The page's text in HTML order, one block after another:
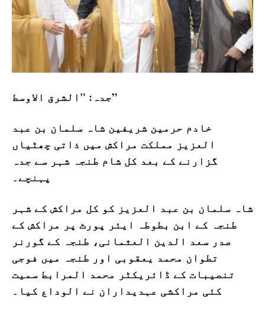
جدہ: "الشرق الاوسط”
خادم حرمين شريفين شاہ سلمان بن عبد
العزيز مملکت مراکش میں ذاتی چھٹیاں
گزارنے کے بعد کل شام طنجہ شہر سے جدہ
پہنچے۔
شاہ سلمان بن عبد العزیز کو کل مراکش کے شہر
طنجہ کے ابن بطوطہ ایئر پورٹ پر مراکش کے
صدر سعد الدین العثمانی، طنجہ کے گورنر
تطوان محمد یعقوبی اور طنجہ میں فوجی
تنصیبات کے ڈائریکٹر محمد المرابط سمیت
کئی مراکشی عہدیداران نے الوداع کیا۔